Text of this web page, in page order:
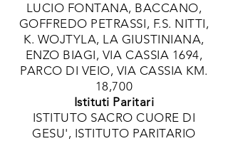
LUCIO FONTANA, BACCANO,
GOFFREDO PETRASSI, F.S. NITTI,
K. WOJTYLA, LA GIUSTINIANA,
ENZO BIAGI, VIA CASSIA 1694,
PARCO DI VEIO, VIA CASSIA KM.
18,700
Istituti Paritari
ISTITUTO SACRO CUORE DI
GESU', ISTITUTO PARITARIO